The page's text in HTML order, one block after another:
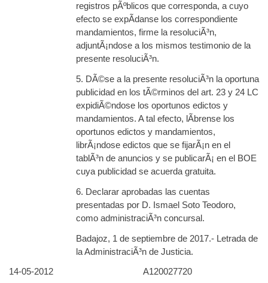
registros pÃºblicos que corresponda, a cuyo
efecto se expÃ­danse los correspondiente
mandamientos, firme la resoluciÃ³n,
adjuntÃ¡ndose a los mismos testimonio de la
presente resoluciÃ³n.
5. DÃ©se a la presente resoluciÃ³n la oportuna
publicidad en los tÃ©rminos del art. 23 y 24 LC
expidiÃ©ndose los oportunos edictos y
mandamientos. A tal efecto, lÃ­brense los
oportunos edictos y mandamientos,
librÃ¡ndose edictos que se fijarÃ¡n en el
tablÃ³n de anuncios y se publicarÃ¡ en el BOE
cuya publicidad se acuerda gratuita.
6. Declarar aprobadas las cuentas
presentadas por D. Ismael Soto Teodoro,
como administraciÃ³n concursal.
Badajoz, 1 de septiembre de 2017.- Letrada de
la AdministraciÃ³n de Justicia.
14-05-2012
A120027720